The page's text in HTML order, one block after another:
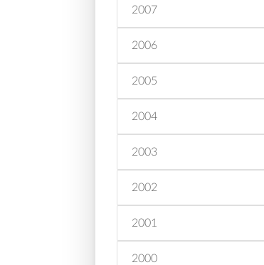
2007
2006
2005
2004
2003
2002
2001
2000